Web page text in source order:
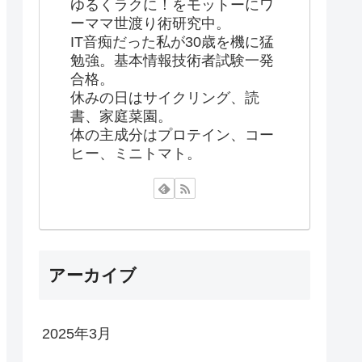
ゆるくラクに！をモットーにワ
ーママ世渡り術研究中。
IT音痴だった私が30歳を機に猛
勉強。基本情報技術者試験一発
合格。
休みの日はサイクリング、読
書、家庭菜園。
体の主成分はプロテイン、コー
ヒー、ミニトマト。
アーカイブ
2025年3月